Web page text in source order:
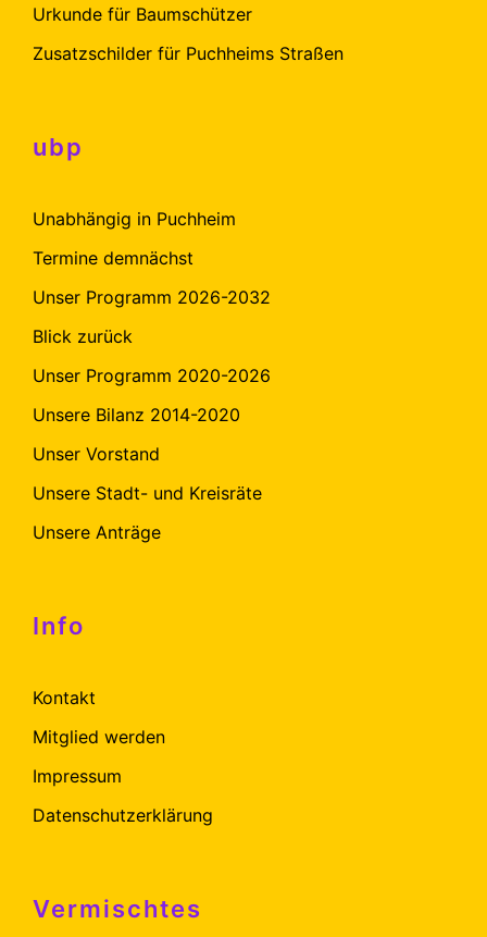
Urkunde für Baumschützer
Zusatzschilder für Puchheims Straßen
ubp
Unabhängig in Puchheim
Termine demnächst
Unser Programm 2026-2032
Blick zurück
Unser Programm 2020-2026
Unsere Bilanz 2014-2020
Unser Vorstand
Unsere Stadt- und Kreisräte
Unsere Anträge
Info
Kontakt
Mitglied werden
Impressum
Datenschutzerklärung
Vermischtes